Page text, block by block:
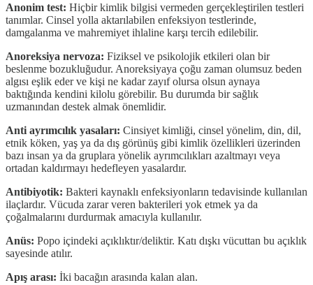
Anonim test: Hiçbir kimlik bilgisi vermeden gerçekleştirilen testleri
tanımlar. Cinsel yolla aktarılabilen enfeksiyon testlerinde,
damgalanma ve mahremiyet ihlaline karşı tercih edilebilir.
Anoreksiya nervoza: Fiziksel ve psikolojik etkileri olan bir
beslenme bozukluğudur. Anoreksiyaya çoğu zaman olumsuz beden
algısı eşlik eder ve kişi ne kadar zayıf olursa olsun aynaya
baktığında kendini kilolu görebilir. Bu durumda bir sağlık
uzmanından destek almak önemlidir.
Anti ayrımcılık yasaları: Cinsiyet kimliği, cinsel yönelim, din, dil,
etnik köken, yaş ya da dış görünüş gibi kimlik özellikleri üzerinden
bazı insan ya da gruplara yönelik ayrımcılıkları azaltmayı veya
ortadan kaldırmayı hedefleyen yasalardır.
Antibiyotik: Bakteri kaynaklı enfeksiyonların tedavisinde kullanılan
ilaçlardır. Vücuda zarar veren bakterileri yok etmek ya da
çoğalmalarını durdurmak amacıyla kullanılır.
Anüs: Popo içindeki açıklıktır/deliktir. Katı dışkı vücuttan bu açıklık
sayesinde atılır.
Apış arası: İki bacağın arasında kalan alan.